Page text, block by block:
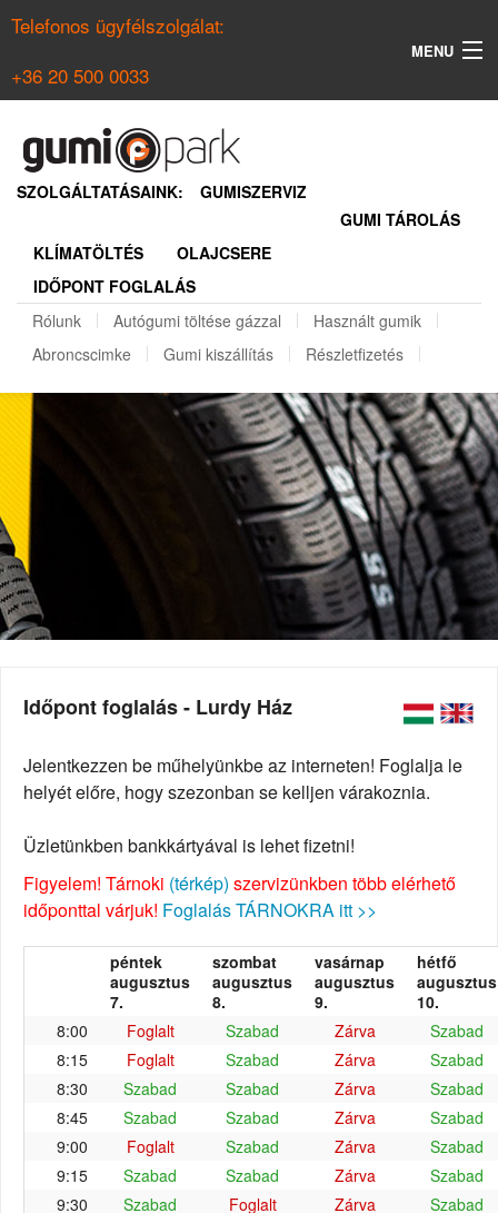
Telefonos ügyfélszolgálat:
+36 20 500 0033
MENU
NYÁRI GUMI KERESŐ
REGISZTRÁCIÓ
SZOLGÁLTATÁSAINK:
GUMISZERVIZ
GUMI TÁROLÁS
KLÍMATÖLTÉS
OLAJCSERE
IDŐPONT FOGLALÁS
Rólunk
Autógumi töltése gázzal
Használt gumik
Abroncscimke
Gumi kiszállítás Részletfizetés
Időpont foglalás - Lurdy Ház
Jelentkezzen be műhelyünkbe az interneten! Foglalja le
helyét előre, hogy szezonban se kelljen várakoznia.
Üzletünkben bankkártyával is lehet fizetni!
Figyelem! Tárnoki (térkép) szervizünkben több elérhető
időponttal várjuk! Foglalás TÁRNOKRA itt >>
péntek
augusztus
7.
szombat
augusztus
8.
vasárnap
augusztus
9.
hétfő
augusztus
10.
8:00
Foglalt Szabad Zárva
Szabad
8:15
Foglalt Szabad Zárva
Szabad
8:30
Szabad Szabad Zárva
Szabad
8:45
Szabad Szabad Zárva
Szabad
9:00
Foglalt Szabad Zárva
Szabad
9:15
Szabad Szabad Zárva
Szabad
9:30
Szabad Foglalt Zárva
Szabad